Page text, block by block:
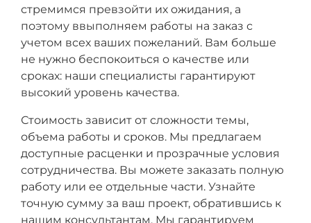
стремимся превзойти их ожидания, а
поэтому ввыполняем работы на заказ с
учетом всех ваших пожеланий. Вам больше
не нужно беспокоиться о качестве или
сроках: наши специалисты гарантируют
высокий уровень качества.
Стоимость зависит от сложности темы,
объема работы и сроков. Мы предлагаем
доступные расценки и прозрачные условия
сотрудничества. Вы можете заказать полную
работу или ее отдельные части. Узнайте
точную сумму за ваш проект, обратившись к
нашим консультантам. Мы гарантируем